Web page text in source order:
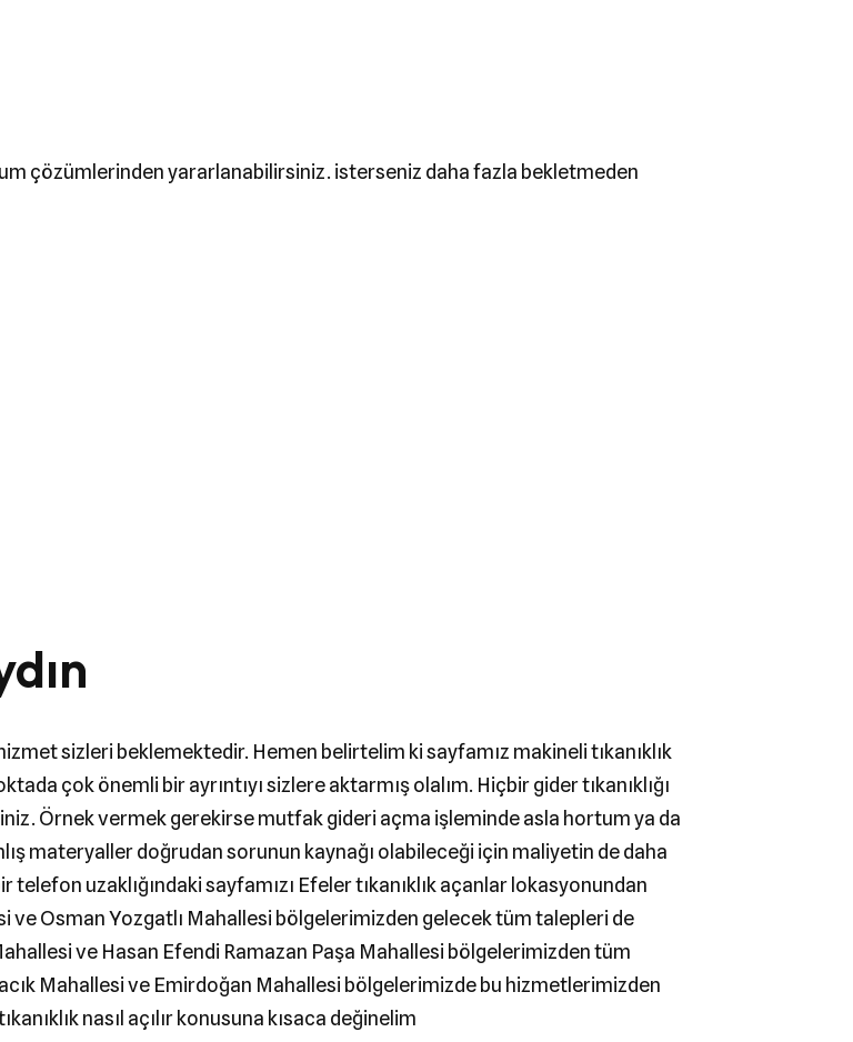
çözümlerinden yararlanabilirsiniz. isterseniz daha fazla bekletmeden
sizleri beklemektedir. Hemen belirtelim ki sayfamız makineli tıkanıklık
çok önemli bir ayrıntıyı sizlere aktarmış olalım. Hiçbir gider tıkanıklığı
Örnek vermek gerekirse mutfak gideri açma işleminde asla hortum ya da
materyaller doğrudan sorunun kaynağı olabileceği için maliyetin de daha
uzaklığındaki sayfamızı Efeler tıkanıklık açanlar lokasyonundan
ve Osman Yozgatlı Mahallesi bölgelerimizden gelecek tüm talepleri de
ve Hasan Efendi Ramazan Paşa Mahallesi bölgelerimizden tüm
Mahallesi ve Emirdoğan Mahallesi bölgelerimizde bu hizmetlerimizden
nasıl açılır konusuna kısaca değinelim